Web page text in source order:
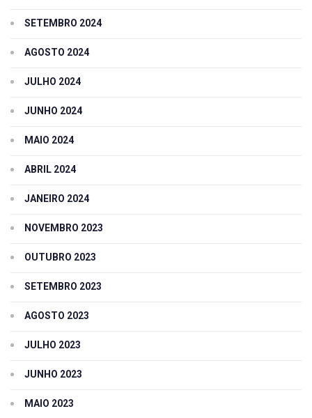
SETEMBRO 2024
AGOSTO 2024
JULHO 2024
JUNHO 2024
MAIO 2024
ABRIL 2024
JANEIRO 2024
NOVEMBRO 2023
OUTUBRO 2023
SETEMBRO 2023
AGOSTO 2023
JULHO 2023
JUNHO 2023
MAIO 2023